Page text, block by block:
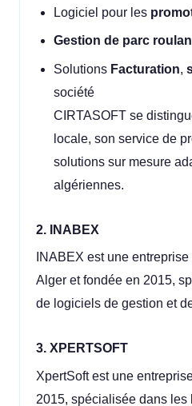
Logiciel pour les
Gestion de parc
Solutions Facturation,
société
CIRTASOFT se
locale, son service de
solutions sur mesure
algériennes.
2. INABEX
INABEX est une
Alger et fondée en 2015,
de logiciels de gestion et
3. XPERTSOFT
XpertSoft est une
2015, spécialisée dans les